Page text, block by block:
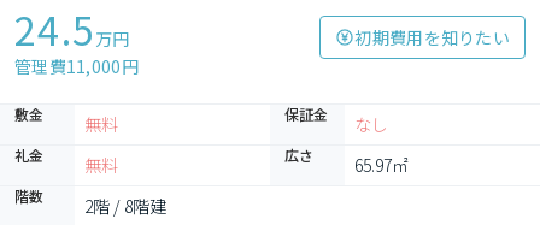
24.5 万円
管理費11,000円
初期費用を知りたい
敷金 無料 保証金 なし
礼金 無料 広さ 65.97㎡
階数 2階 / 8階建